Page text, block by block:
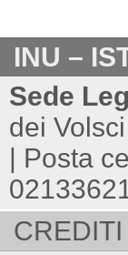
INU –
Sede
dei
| Posta
CREDITI